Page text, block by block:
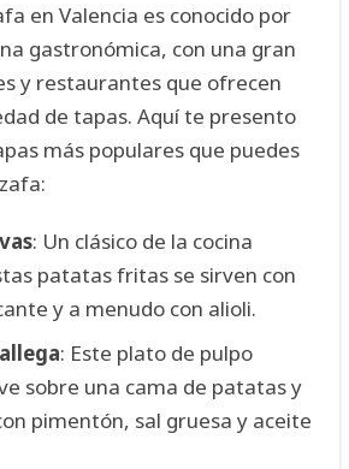
en Valencia es conocido por
gastronómica, con una gran
y restaurantes que ofrecen
de tapas. Aquí te presento
más populares que puedes
: Un clásico de la cocina
patatas fritas se sirven con
y a menudo con alioli.
: Este plato de pulpo
sobre una cama de patatas y
pimentón, sal gruesa y aceite